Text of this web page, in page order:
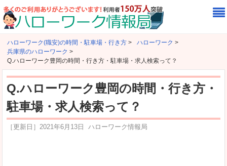
ハローワーク(職安)の時間・駐車場・行き方 > ハローワーク >
兵庫県のハローワーク >
Q.ハローワーク豊岡の時間・行き方・駐車場・求人検索って？
Q.ハローワーク豊岡の時間・行き方・
駐車場・求人検索って？
［更新日］ 2021年6月13日 ハローワーク情報局